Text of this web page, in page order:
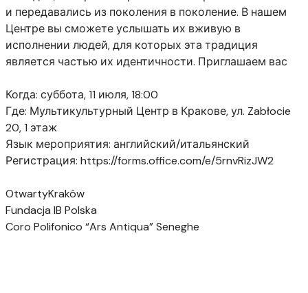
и передавались из поколения в поколение. В нашем
Центре вы сможете услышать их вживую в
исполнении людей, для которых эта традиция
является частью их идентичности. Приглашаем вас
Когда: суббота, 11 июля, 18:00
Где: Мультикультурный Центр в Кракове, ул. Zabłocie
20, 1 этаж
Язык мероприятия: английский/итальянский
Регистрация: https://forms.office.com/e/5rnvRizJW2
OtwartyKraków
Fundacja IB Polska
Coro Polifonico “Ars Antiqua” Seneghe